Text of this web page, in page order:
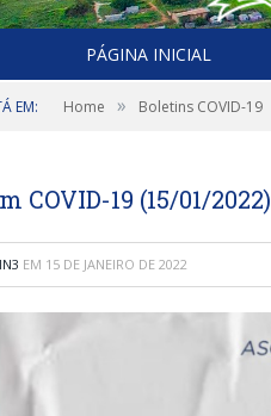
PÁGINA INICIAL
EM: Home » Boletins COVID-19
COVID-19 (15/01/2022)
EM 15 DE JANEIRO DE 2022